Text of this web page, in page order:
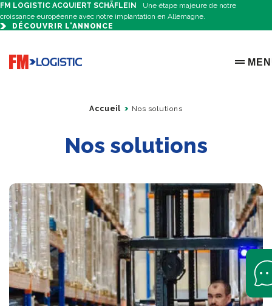
FM LOGISTIC ACQUIERT SCHÄFLEIN
Une étape majeure de notre
croissance européenne avec notre implantation en Allemagne.
DÉCOUVRIR L'ANNONCE
Go to home page
OPEN
Accueil Nos solutions
Nos solutions